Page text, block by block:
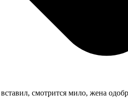
смотрится мило, жена